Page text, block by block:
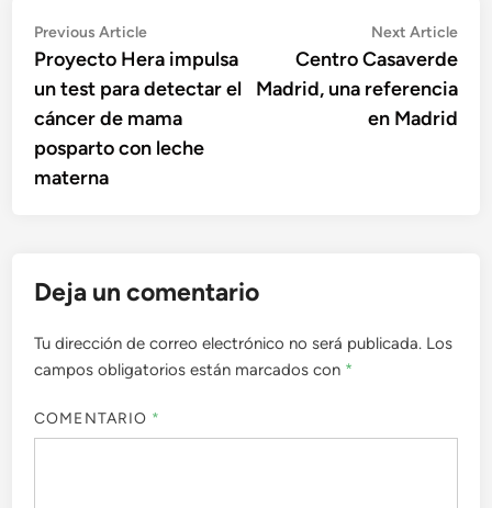
Navegación
de
entradas
Previous ArticlePrevious
article:
Proyecto Hera impulsa
un test para detectar el
cáncer de mama
posparto con leche
materna
Next Article
Centro Casaverde
Madrid, una referencia
en Madrid
Deja un comentario
Tu dirección de correo electrónico no será publicada. Los
campos obligatorios están marcados con *
COMENTARIO *